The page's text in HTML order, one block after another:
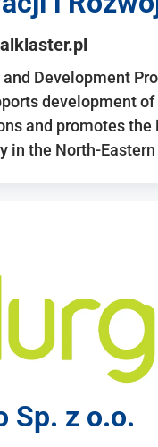
Development
development
and promotes the
in the North-
Sp. z o.o.